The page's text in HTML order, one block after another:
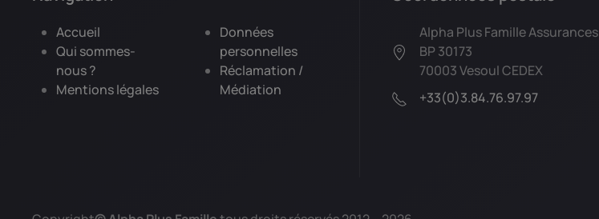
Accueil
Qui sommes-
nous ?
Mentions légales
Données
personnelles
Réclamation /
Médiation
Alpha Plus Famille Assurances
BP 30173
70003 Vesoul CEDEX
+33(0)3.84.76.97.97